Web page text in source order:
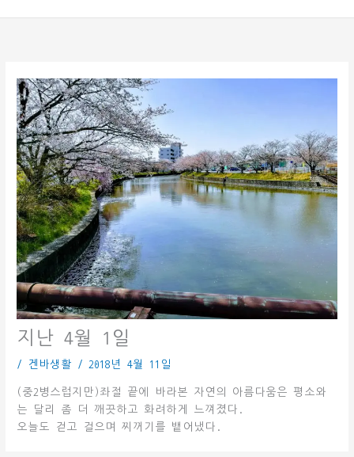
지난 4월 1일
/ 겐바생활 / 2018년 4월 11일
(중2병스럽지만)좌절 끝에 바라본 자연의 아름다움은 평소와
는 달리 좀 더 깨끗하고 화려하게 느껴졌다.
오늘도 걷고 걸으며 찌꺼기를 뱉어냈다.